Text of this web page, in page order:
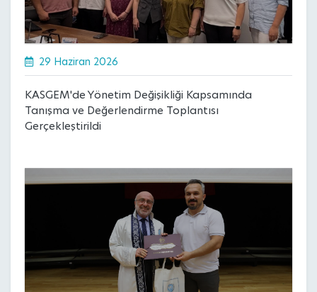
29 Haziran 2026
KASGEM'de Yönetim Değişikliği Kapsamında
Tanışma ve Değerlendirme Toplantısı
Gerçekleştirildi